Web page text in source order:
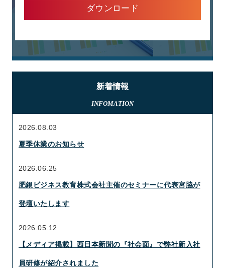
ダウンロード
新着情報
INFOMATION
夏季休業のお知らせ
2026.08.03
肥銀ビジネス教育株式会社主催のセミナーに代表宮脇が
登壇いたします
2026.06.25
【メディア掲載】西日本新聞の『社会面』で弊社新入社
員研修が紹介されました
2026.05.12